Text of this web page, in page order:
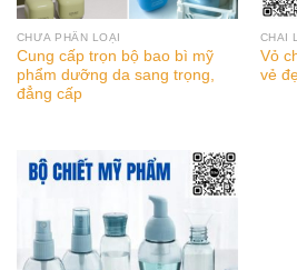
CHƯA PHÂN LOẠI
Cung cấp trọn bộ bao bì mỹ
phẩm dưỡng da sang trọng,
đẳng cấp
CHAI
Vỏ
vẻ